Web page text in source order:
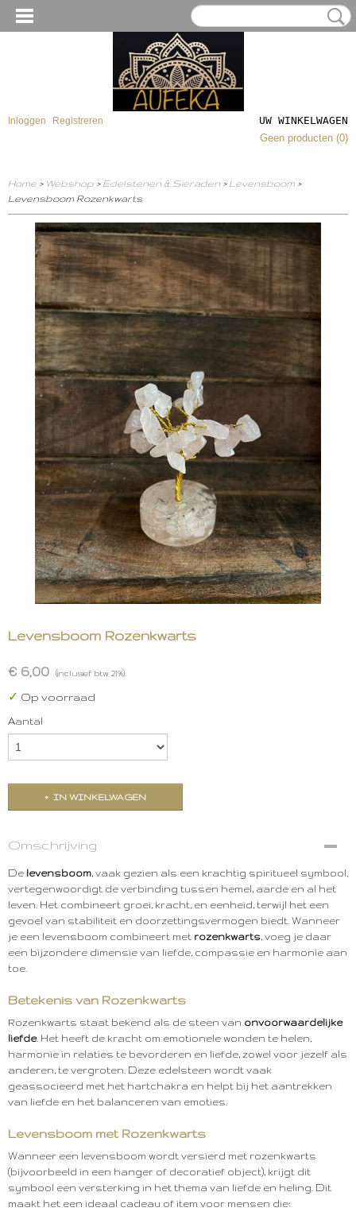
Inloggen Registreren
UW WINKELWAGEN
Geen producten (0)
Home > Webshop > Edelstenen & Sieraden > Levensboom >
Levensboom Rozenkwarts
Levensboom Rozenkwarts
€ 6,00 (inclusief btw 21%)
✓ Op voorraad
Aantal
IN WINKELWAGEN
Omschrijving
De levensboom, vaak gezien als een krachtig spiritueel symbool,
vertegenwoordigt de verbinding tussen hemel, aarde en al het
leven. Het combineert groei, kracht, en eenheid, terwijl het een
gevoel van stabiliteit en doorzettingsvermogen biedt. Wanneer
je een levensboom combineert met rozenkwarts, voeg je daar
een bijzondere dimensie van liefde, compassie en harmonie aan
toe.
Betekenis van Rozenkwarts
Rozenkwarts staat bekend als de steen van onvoorwaardelijke
liefde. Het heeft de kracht om emotionele wonden te helen,
harmonie in relaties te bevorderen en liefde, zowel voor jezelf als
anderen, te vergroten. Deze edelsteen wordt vaak
geassocieerd met het hartchakra en helpt bij het aantrekken
van liefde en het balanceren van emoties.
Levensboom met Rozenkwarts
Wanneer een levensboom wordt versierd met rozenkwarts
(bijvoorbeeld in een hanger of decoratief object), krijgt dit
symbool een versterking in het thema van liefde en heling. Dit
maakt het een ideaal cadeau of item voor mensen die: